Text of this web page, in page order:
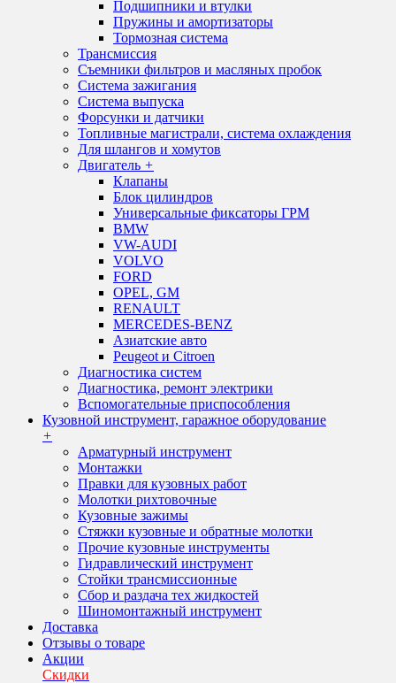
Подшипники и втулки
Пружины и амортизаторы
Тормозная система
Трансмиссия
Съемники фильтров и масляных пробок
Система зажигания
Система выпуска
Форсунки и датчики
Топливные магистрали, система охлаждения
Для шлангов и хомутов
Двигатель +
Клапаны
Блок цилиндров
Универсальные фиксаторы ГРМ
BMW
VW-AUDI
VOLVO
FORD
OPEL, GM
RENAULT
MERCEDES-BENZ
Азиатские авто
Peugeot и Citroen
Диагностика систем
Диагностика, ремонт электрики
Вспомогательные приспособления
Кузовной инструмент, гаражное оборудование
+
Арматурный инструмент
Монтажки
Правки для кузовных работ
Молотки рихтовочные
Кузовные зажимы
Стяжки кузовные и обратные молотки
Прочие кузовные инструменты
Гидравлический инструмент
Стойки трансмиссионные
Сбор и раздача тех жидкостей
Шиномонтажный инструмент
Доставка
Отзывы о товаре
Акции
Скидки